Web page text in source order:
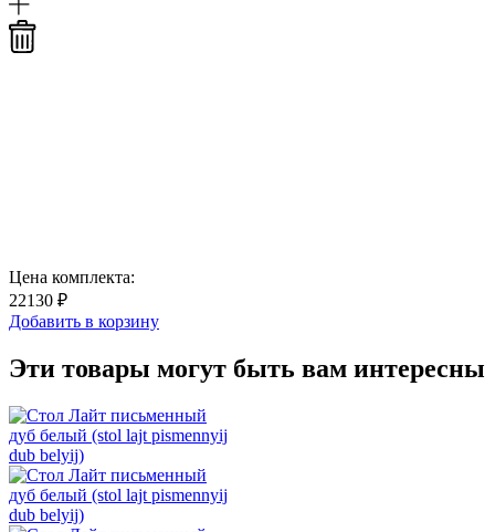
Цена комплекта:
22130 ₽
Добавить в корзину
Эти товары могут быть вам интересны